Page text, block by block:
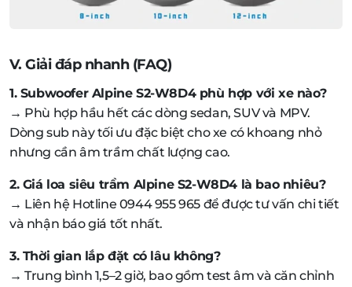
V. Giải đáp nhanh (FAQ)
1. Subwoofer Alpine S2-W8D4 phù hợp với xe nào?
→ Phù hợp hầu hết các dòng sedan, SUV và MPV.
Dòng sub này tối ưu đặc biệt cho xe có khoang nhỏ
nhưng cần âm trầm chất lượng cao.
2. Giá loa siêu trầm Alpine S2-W8D4 là bao nhiêu?
→ Liên hệ Hotline 0944 955 965 để được tư vấn chi tiết
và nhận báo giá tốt nhất.
3. Thời gian lắp đặt có lâu không?
→ Trung bình 1,5–2 giờ, bao gồm test âm và căn chỉnh